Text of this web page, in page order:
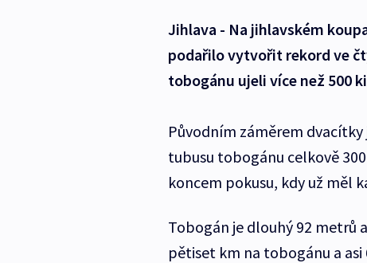
Jihlava - Na jihlavském
podařilo vytvořit rekord ve
tobogánu ujeli více než 500
Původním záměrem
tubusu tobogánu celkově
koncem pokusu, kdy už měl
Tobogán je dlouhý 92 metrů
pětiset km na tobogánu a asi